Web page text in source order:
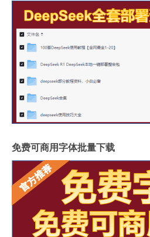
免费可商用字体批量下载